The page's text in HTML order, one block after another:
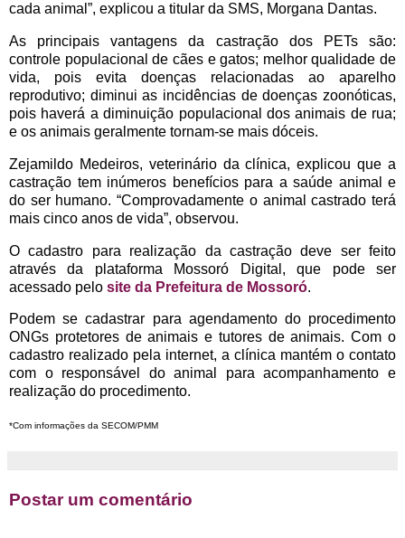
cada animal”, explicou a titular da SMS, Morgana Dantas.
As principais vantagens da castração dos PETs são:
controle populacional de cães e gatos; melhor qualidade de
vida, pois evita doenças relacionadas ao aparelho
reprodutivo; diminui as incidências de doenças zoonóticas,
pois haverá a diminuição populacional dos animais de rua;
e os animais geralmente tornam-se mais dóceis.
Zejamildo Medeiros, veterinário da clínica, explicou que a
castração tem inúmeros benefícios para a saúde animal e
do ser humano. “Comprovadamente o animal castrado terá
mais cinco anos de vida”, observou.
O cadastro para realização da castração deve ser feito
através da plataforma Mossoró Digital, que pode ser
acessado pelo site da Prefeitura de Mossoró.
Podem se cadastrar para agendamento do procedimento
ONGs protetores de animais e tutores de animais. Com o
cadastro realizado pela internet, a clínica mantém o contato
com o responsável do animal para acompanhamento e
realização do procedimento.
*Com informações da SECOM/PMM
Postar um comentário